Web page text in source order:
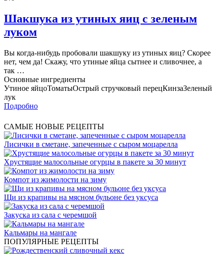
Шакшука из утиных яиц с зеленым
луком
Вы когда-нибудь пробовали шакшуку из утиных яиц? Скорее
нет, чем да! Скажу, что утиные яйца сытнее и сливочнее, а
так …
Основные ингредиенты
Утиное яйцоТоматыОстрый стручковый перецКинзаЗеленый
лук
Подробно
САМЫЕ НОВЫЕ РЕЦЕПТЫ
Лисички в сметане, запеченные с сыром моцарелла
Хрустящие малосольные огурцы в пакете за 30 минут
Компот из жимолости на зиму
Щи из крапивы на мясном бульоне без уксуса
Закуска из сала с черемшой
Кальмары на мангале
ПОПУЛЯРНЫЕ РЕЦЕПТЫ